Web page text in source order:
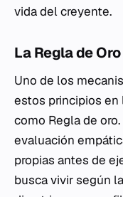
vida del creyente.
La Regla de
Uno de los
estos principios en
como Regla de
evaluación
propias antes de
busca vivir según